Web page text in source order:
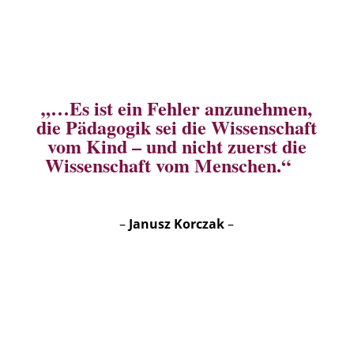
„…Es ist ein Fehler anzunehmen,
die Pädagogik sei die Wissenschaft
vom Kind – und nicht zuerst die
Wissenschaft vom Menschen.“
– Janusz Korczak–